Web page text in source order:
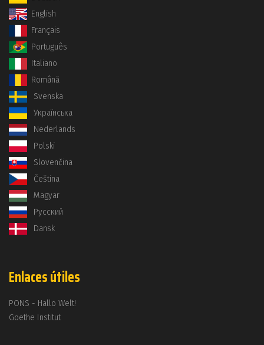
English
Français
Português
Italiano
Română
Svenska
Українська
Nederlands
Polski
Slovenčina
Čeština
Magyar
Русский
Dansk
Enlaces útiles
PONS - Hallo Welt!
Goethe Institut